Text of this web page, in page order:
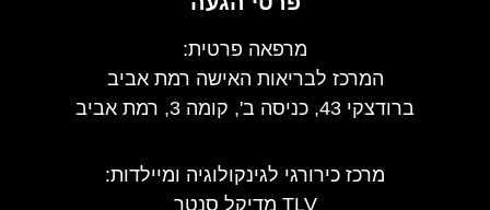
מרפאה פרטית:
המרכז לבריאות האישה רמת אביב
ברודצקי 43, כניסה ב', קומה 3, רמת אביב
מרכז כירורגי לגינקולוגיה ומיילדות:
TLV מדיקל סנטר